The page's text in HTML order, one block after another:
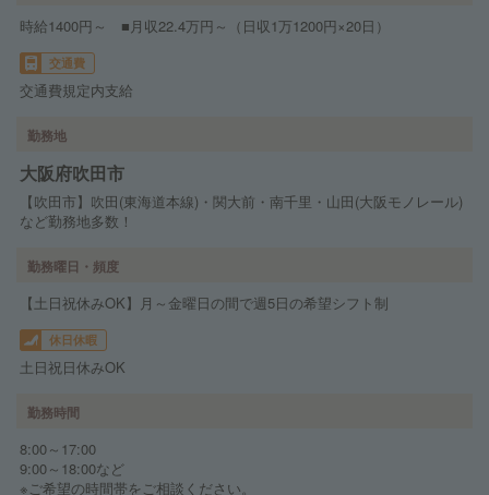
時給1400円～ ■月収22.4万円～（日収1万1200円×20日）
交通費
交通費規定内支給
勤務地
大阪府吹田市
【吹田市】吹田(東海道本線)・関大前・南千里・山田(大阪モノレール)
など勤務地多数！
勤務曜日・頻度
【土日祝休みOK】月～金曜日の間で週5日の希望シフト制
休日休暇
土日祝日休みOK
勤務時間
8:00～17:00
9:00～18:00など
※ご希望の時間帯をご相談ください。